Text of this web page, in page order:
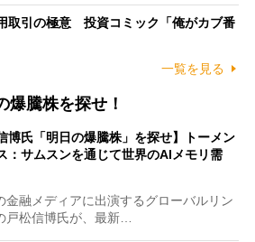
取引の極意 投資コミック「俺がカブ番
一覧を見る
爆騰株を探せ！
博氏「明日の爆騰株」を探せ】トーメン
：サムスンを通じて世界のAIメモリ需
融メディアに出演するグローバルリン
戸松信博氏が、最新…